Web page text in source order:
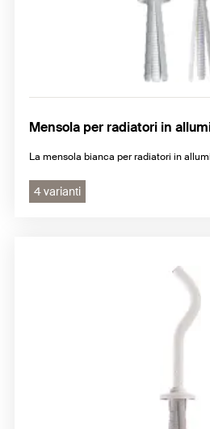
Mensola per radiatori in
La mensola bianca per radiatori in
4 varianti